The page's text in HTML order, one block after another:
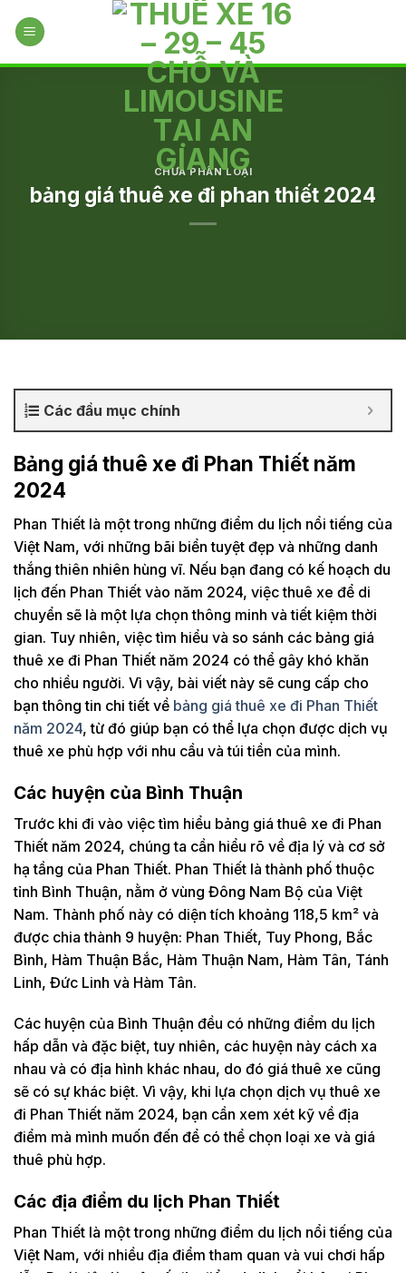
CHƯA PHÂN LOẠI
bảng giá thuê xe đi phan thiết 2024
Các đầu mục chính
Bảng giá thuê xe đi Phan Thiết năm
2024
Phan Thiết là một trong những điểm du lịch nổi tiếng của
Việt Nam, với những bãi biển tuyệt đẹp và những danh
thắng thiên nhiên hùng vĩ. Nếu bạn đang có kế hoạch du
lịch đến Phan Thiết vào năm 2024, việc thuê xe để di
chuyển sẽ là một lựa chọn thông minh và tiết kiệm thời
gian. Tuy nhiên, việc tìm hiểu và so sánh các bảng giá
thuê xe đi Phan Thiết năm 2024 có thể gây khó khăn
cho nhiều người. Vì vậy, bài viết này sẽ cung cấp cho
bạn thông tin chi tiết về bảng giá thuê xe đi Phan Thiết
năm 2024, từ đó giúp bạn có thể lựa chọn được dịch vụ
thuê xe phù hợp với nhu cầu và túi tiền của mình.
Các huyện của Bình Thuận
Trước khi đi vào việc tìm hiểu bảng giá thuê xe đi Phan
Thiết năm 2024, chúng ta cần hiểu rõ về địa lý và cơ sở
hạ tầng của Phan Thiết. Phan Thiết là thành phố thuộc
tỉnh Bình Thuận, nằm ở vùng Đông Nam Bộ của Việt
Nam. Thành phố này có diện tích khoảng 118,5 km² và
được chia thành 9 huyện: Phan Thiết, Tuy Phong, Bắc
Bình, Hàm Thuận Bắc, Hàm Thuận Nam, Hàm Tân, Tánh
Linh, Đức Linh và Hàm Tân.
Các huyện của Bình Thuận đều có những điểm du lịch
hấp dẫn và đặc biệt, tuy nhiên, các huyện này cách xa
nhau và có địa hình khác nhau, do đó giá thuê xe cũng
sẽ có sự khác biệt. Vì vậy, khi lựa chọn dịch vụ thuê xe
đi Phan Thiết năm 2024, bạn cần xem xét kỹ về địa
điểm mà mình muốn đến để có thể chọn loại xe và giá
thuê phù hợp.
Các địa điểm du lịch Phan Thiết
Phan Thiết là một trong những điểm du lịch nổi tiếng của
Việt Nam, với nhiều địa điểm tham quan và vui chơi hấp